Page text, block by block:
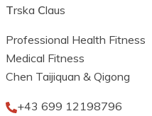
Trska Claus
Professional Health Fitness
Medical Fitness
Chen Taijiquan & Qigong
+43 699 12198796